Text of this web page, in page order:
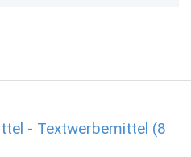
- Textwerbemittel (8